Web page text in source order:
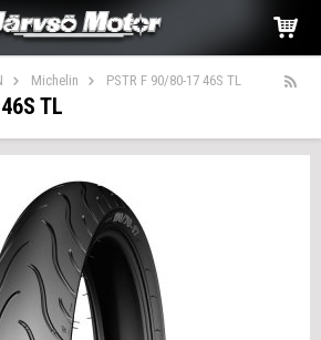
Michelin PSTR F 90/80-17 46S TL
TL